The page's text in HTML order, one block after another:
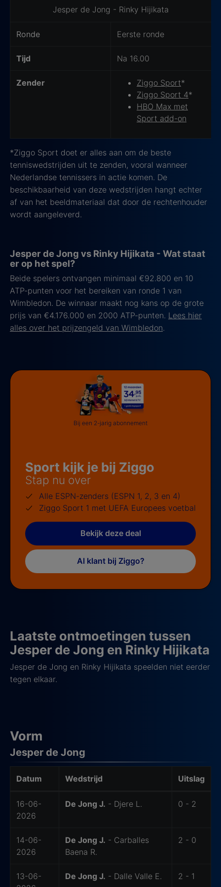
Jesper de Jong - Rinky Hijikata
Ronde Eerste ronde
Tijd Na 16.00
Zender Ziggo Sport*
Ziggo Sport 4*
HBO Max met
Sport add-on
*Ziggo Sport doet er alles aan om de beste
tenniswedstrijden uit te zenden, vooral wanneer
Nederlandse tennissers in actie komen. De
beschikbaarheid van deze wedstrijden hangt echter
af van het beeldmateriaal dat door de rechtenhouder
wordt aangeleverd.
Jesper de Jong vs Rinky Hijikata - Wat staat
er op het spel?
Beide spelers ontvangen minimaal €92.800 en 10
ATP-punten voor het bereiken van ronde 1 van
Wimbledon. De winnaar maakt nog kans op de grote
prijs van €4.176.000 en 2000 ATP-punten. Lees hier
alles over het prijzengeld van Wimbledon.
Sport kijk je bij Ziggo
Stap nu over
Alle ESPN-zenders (ESPN 1, 2, 3 en 4)
Ziggo Sport 1 met UEFA Europees voetbal
Bekijk deze deal
Al klant bij Ziggo?
Bij een 2-jarig abonnement
Laatste ontmoetingen tussen
Jesper de Jong en Rinky Hijikata
Jesper de Jong en Rinky Hijikata speelden niet eerder
tegen elkaar.
Vorm
Jesper de Jong
Datum Wedstrijd Uitslag
16-06-
2026
De Jong J. - Djere L. 0 - 2
14-06-
2026
De Jong J. - Carballes
Baena R.
2 - 0
13-06-
De Jong J. - Dalle Valle E. 2 - 1